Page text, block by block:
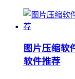
图片压缩软
软件推荐